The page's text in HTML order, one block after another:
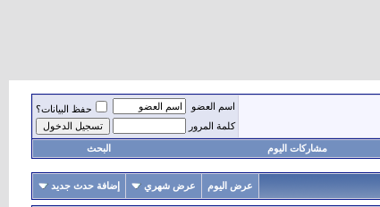
اسم العضو
حفظ البيانات؟
كلمة المرور
مشاركات اليوم البحث
عرض اليوم عرض شهري إضافة حدث جديد